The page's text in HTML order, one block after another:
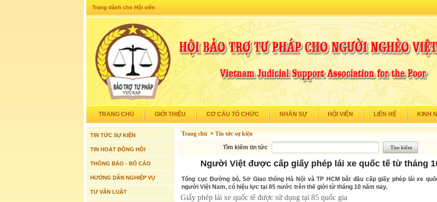
Trang dành cho Hội viên
TRANG CHỦ GIỚI THIỆU CƠ CẤU TỔ CHỨC NHÂN SỰ HỘI VIÊN LIÊN HỆ KINH
TIN TỨC SỰ KIỆN
TIN HOẠT ĐỘNG HỘI
THÔNG BÁO - BỐ CÁO
HƯỚNG DẪN NGHIỆP VỤ
TƯ VẤN LUẬT
Trang chủ > Tin tức sự kiện
Tìm kiếm tin tức
Người Việt được cấp giấy phép lái xe quốc tế từ tháng
Tổng cục Đường bộ, Sở Giao thông Hà Nội và TP HCM bắt đầu cấp giấy phép lái xe
người Việt Nam, có hiệu lực tại 85 nước trên thế giới từ tháng 10 năm nay.
· Giấy phép lái xe quốc tế được sử dụng tại 85 quốc gia